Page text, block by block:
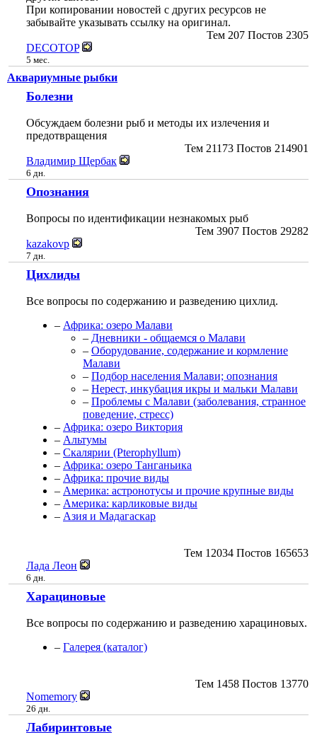
При копировании новостей с других ресурсов не
забывайте указывать ссылку на оригинал.
Тем 207 Постов 2305
DECOTOP
5 мес.
Аквариумные рыбки
Болезни
Обсуждаем болезни рыб и методы их излечения и
предотвращения
Тем 21173 Постов 214901
Владимир Щербак
6 дн.
Опознания
Вопросы по идентификации незнакомых рыб
Тем 3907 Постов 29282
kazakovp
7 дн.
Цихлиды
Все вопросы по содержанию и разведению цихлид.
– Африка: озеро Малави
– Дневники - общаемся о Малави
– Оборудование, содержание и кормление
Малави
– Подбор населения Малави; опознания
– Нерест, инкубация икры и мальки Малави
– Проблемы с Малави (заболевания, странное
поведение, стресс)
– Африка: озеро Виктория
– Альтумы
– Скалярии (Pterophyllum)
– Африка: озеро Танганьика
– Африка: прочие виды
– Америка: астронотусы и прочие крупные виды
– Америка: карликовые виды
– Азия и Мадагаскар
Тем 12034 Постов 165653
Лада Леон
6 дн.
Харациновые
Все вопросы по содержанию и разведению харациновых.
– Галерея (каталог)
Тем 1458 Постов 13770
Nomemory
26 дн.
Лабиринтовые